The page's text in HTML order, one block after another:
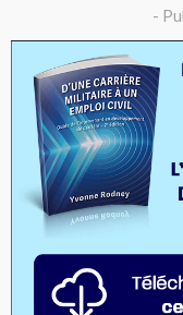
-